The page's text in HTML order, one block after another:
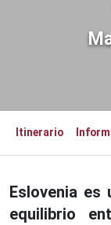
Itinerario
Eslovenia es
equilibrio